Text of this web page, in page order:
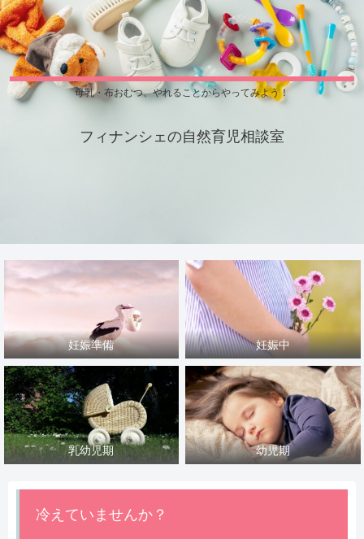
母乳・布おむつ、やれることからやってみよう！
フィナンシェの自然育児相談室
妊娠準備 妊娠中
乳幼児期 幼児期
冷えていませんか？